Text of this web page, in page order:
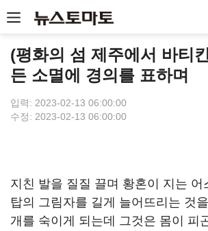
(평화의 섬 제주에서 바티
든 소멸에 경의를 표하며
입력: 2023-02-13 06:00:00
수정: 2023-02-13 06:00:00
지친 발을 질질 끌며 황혼이 지는 어
탑의 그림자를 길게 늘어뜨리는 것
개를 숙이게 되는데 그것은 몸이 피